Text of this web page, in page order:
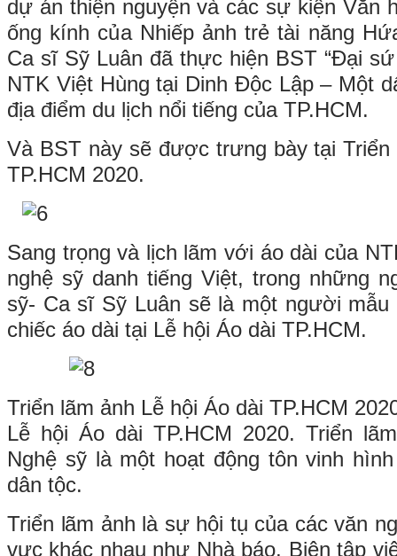
dự án thiện nguyện và các sự kiện Văn
ống kính của Nhiếp ảnh trẻ tài năng
Ca sĩ Sỹ Luân đã thực hiện BST “Đại
NTK Việt Hùng tại Dinh Độc Lập – Một
địa điểm du lịch nổi tiếng của TP.HCM.
Và BST này sẽ được trưng bày tại Triển
TP.HCM 2020.
Sang trọng và lịch lãm với áo dài của
nghệ sỹ danh tiếng Việt, trong những
sỹ- Ca sĩ Sỹ Luân sẽ là một người mẫu
chiếc áo dài tại Lễ hội Áo dài TP.HCM.
Triển lãm ảnh Lễ hội Áo dài TP.HCM
Lễ hội Áo dài TP.HCM 2020. Triển
Nghệ sỹ là một hoạt động tôn vinh
dân tộc.
Triển lãm ảnh là sự hội tụ của các văn
vực khác nhau như Nhà báo, Biên tập